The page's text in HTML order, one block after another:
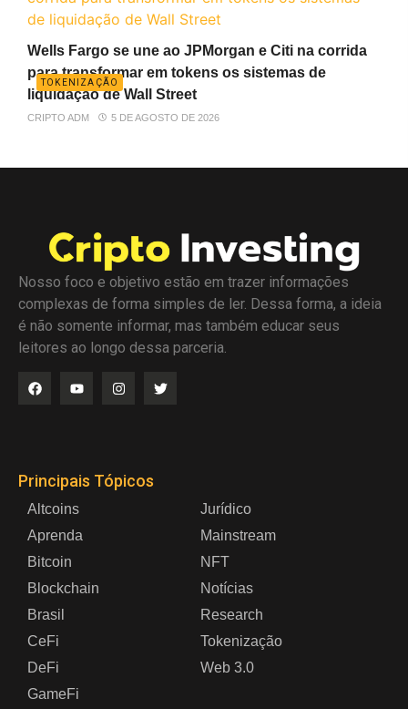
TOKENIZAÇÃO
Wells Fargo se une ao JPMorgan e Citi na corrida
para transformar em tokens os sistemas de
liquidação de Wall Street
CRIPTO ADM 5 DE AGOSTO DE 2026
Nosso foco e objetivo estão em trazer informações
complexas de forma simples de ler. Dessa forma, a ideia
é não somente informar, mas também educar seus
leitores ao longo dessa parceria.
Principais Tópicos
Altcoins
Aprenda
Bitcoin
Blockchain
Brasil
CeFi
DeFi
GameFi
Jurídico
Mainstream
NFT
Notícias
Research
Tokenização
Web 3.0